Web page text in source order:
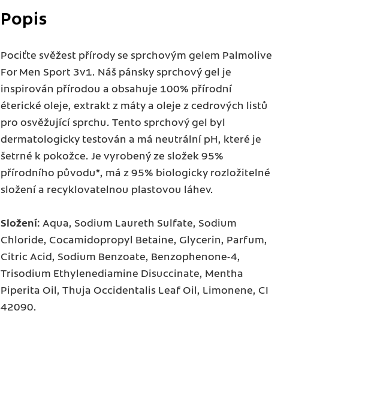
Popis
Pociťte svěžest přírody se sprchovým gelem Palmolive
For Men Sport 3v1. Náš pánsky sprchový gel je
inspirován přírodou a obsahuje 100% přírodní
éterické oleje, extrakt z máty a oleje z cedrových listů
pro osvěžující sprchu. Tento sprchový gel byl
dermatologicky testován a má neutrální pH, které je
šetrné k pokožce. Je vyrobený ze složek 95%
přírodního původu*, má z 95% biologicky rozložitelné
složení a recyklovatelnou plastovou láhev.
Složení: Aqua, Sodium Laureth Sulfate, Sodium
Chloride, Cocamidopropyl Betaine, Glycerin, Parfum,
Citric Acid, Sodium Benzoate, Benzophenone-4,
Trisodium Ethylenediamine Disuccinate, Mentha
Piperita Oil, Thuja Occidentalis Leaf Oil, Limonene, CI
42090.